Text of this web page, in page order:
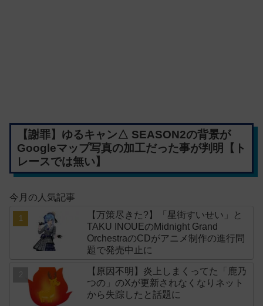
【謝罪】ゆるキャン△ SEASON2の背景が
Googleマップ写真の加工だった事が判明【ト
レースでは無い】
今月の人気記事
【万策尽きた?】「星街すいせい」と
TAKU INOUEのMidnight Grand
OrchestraのCDがアニメ制作の進行問
題で発売中止に
【原因不明】炎上しまくってた「鹿乃
つの」のXが更新されなくなりネット
から失踪したと話題に